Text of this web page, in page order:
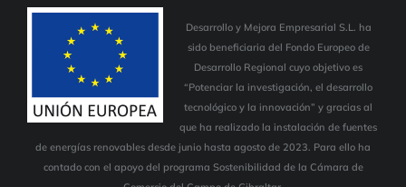
Desarrollo y Mejora Empresarial S.L. ha
sido beneficiaria del Fondo Europeo de
Desarrollo Regional cuyo objetivo es
“Potenciar la investigación, el desarrollo
tecnológico y la innovación” y gracias al
que ha realizado la instalación de fuentes
de energías renovables desde junio hasta agosto de 2023. Para ello ha
contado con el apoyo del programa Sostenibilidad de la Cámara de